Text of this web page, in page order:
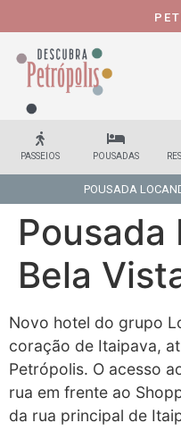
PASSEIOS POUSADAS
POUSADA
Pousada
Bela
Novo hotel do grupo
coração de Itaipava,
Petrópolis. O acesso
rua em frente ao
da rua principal de